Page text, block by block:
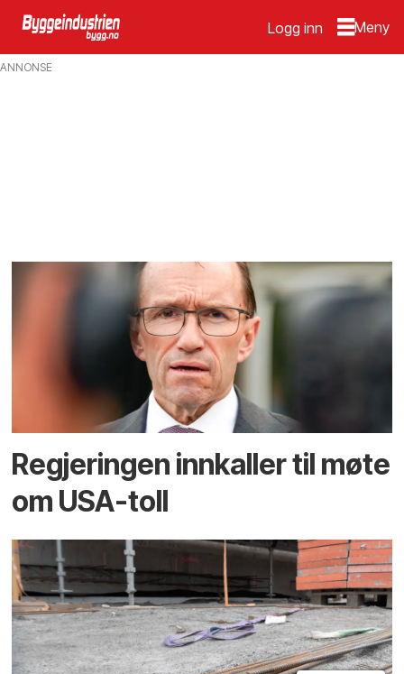
Logg inn
Emne:
ANNONSE
Regjeringen innkaller til møte
om USA-toll